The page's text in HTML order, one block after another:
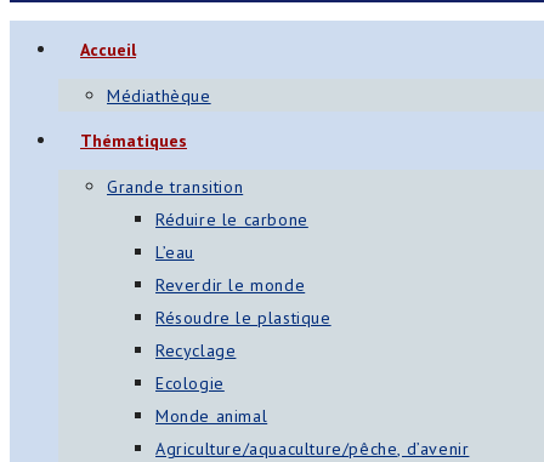
Accueil
Médiathèque
Thématiques
Grande transition
Réduire le carbone
L’eau
Reverdir le monde
Résoudre le plastique
Recyclage
Ecologie
Monde animal
Agriculture/aquaculture/pêche, d’avenir